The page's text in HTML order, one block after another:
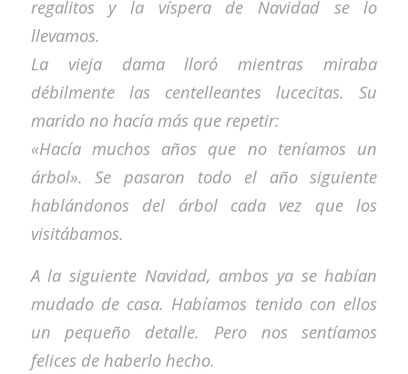
regalitos y la víspera de Navidad se lo
llevamos.
La vieja dama lloró mientras miraba
débilmente las centelleantes lucecitas. Su
marido no hacía más que repetir:
«Hacía muchos años que no teníamos un
árbol». Se pasaron todo el año siguiente
hablándonos del árbol cada vez que los
visitábamos.
A la siguiente Navidad, ambos ya se habían
mudado de casa. Habíamos tenido con ellos
un pequeño detalle. Pero nos sentíamos
felices de haberlo hecho.